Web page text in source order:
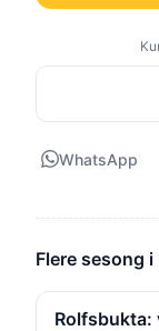
WhatsApp
Flere sesong
Rolfsbukta: